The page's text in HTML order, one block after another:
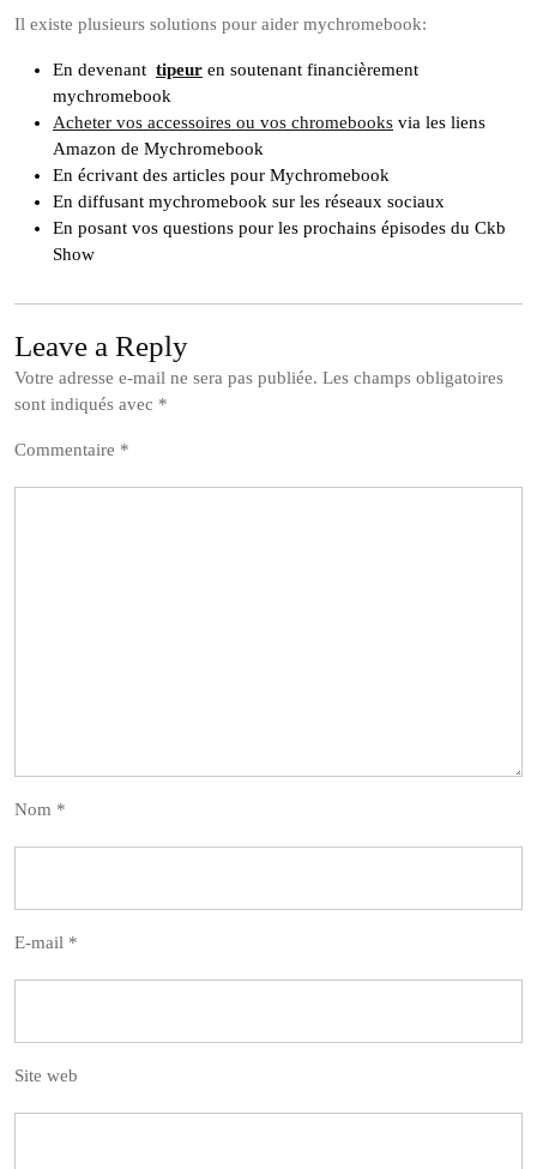
Il existe plusieurs solutions pour aider mychromebook:
En devenant tipeur en soutenant financièrement
mychromebook
Acheter vos accessoires ou vos chromebooks via les liens
Amazon de Mychromebook
En écrivant des articles pour Mychromebook
En diffusant mychromebook sur les réseaux sociaux
En posant vos questions pour les prochains épisodes du Ckb
Show
Leave a Reply
Votre adresse e-mail ne sera pas publiée. Les champs obligatoires
sont indiqués avec *
Commentaire *
Nom *
E-mail *
Site web